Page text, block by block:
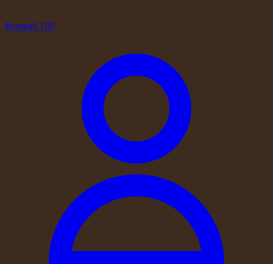
Promotii 100